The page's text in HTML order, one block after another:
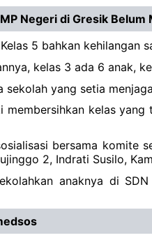
Negeri di Gresik Belum
5 bahkan kehilangan
kelas 3 ada 6 anak,
yang setia
kelas
bersama
2, Indrati Susilo,
anaknya di